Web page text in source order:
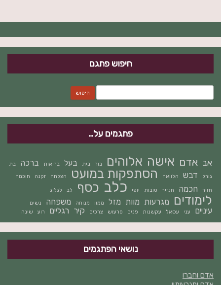
חיפוש פתגם
פתגמים על…
אב אדם אישה אלוהים בור בית בעל בריאות ברכה
בת
גורל
דבש הלוואה הסתפקות במועט הצלחה זקנה חוכמה
חזיר חכמה חנזיר טובות יופי כלב כסף לב לגלוג
לימודים מגרעות מוות מזל ממון מנוחה משפחה נשים
עיניים עני עסאל עקשנות פנים פרעוש צרכים קיר רגליים רוע שינה
נושאי הפתגמים
אדם וחברו